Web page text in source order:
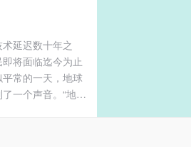
” 他的权势无人能
的捷径 “我喜欢好
我有了现在的事
个男人羡慕嫉妒恨
打破沃伦·比蒂的记
延迟数十年之
将面临迄今为止
常的一天，地球
一个声音。“地球